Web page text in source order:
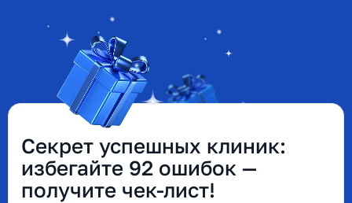
Секрет успешных клиник:
избегайте 92 ошибок —
получите чек-лист!